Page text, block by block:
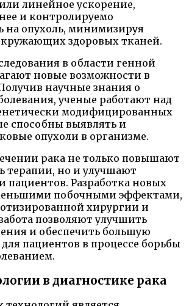
линейное ускорение,
и контролируемо
на опухоль, минимизируя
здоровых тканей.
в области генной
новые возможности в
научные знания о
ученые работают над
модифицированных
способны выявлять и
опухоли в организме.
рака не только повышают
терапии, но и улучшают
пациентов. Разработка новых
побочными эффектами,
хирургии и
позволяют улучшить
и обеспечить большую
пациентов в процессе борьбы
в диагностике рака